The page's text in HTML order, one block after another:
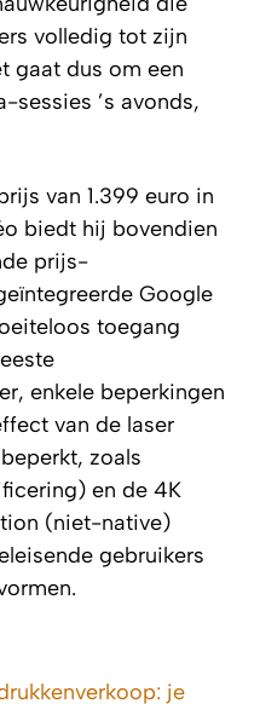
volledig tot zijn
gaat dus om een
sessies ’s avonds,
van 1.399 euro in
biedt hij bovendien
prijs-
Google
toegang
enkele beperkingen
van de laser
zoals
en de 4K
(niet-native)
gebruikers
je